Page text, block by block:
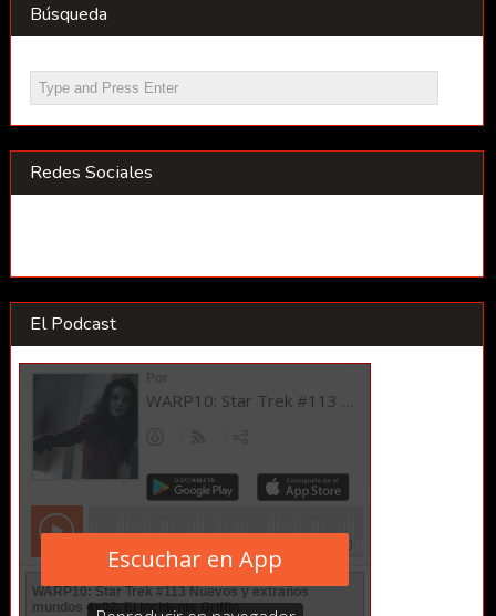
Búsqueda
Redes Sociales
El Podcast